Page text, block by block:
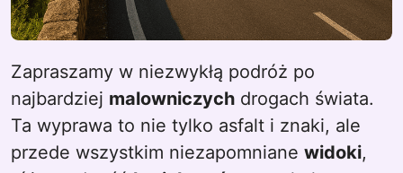
Zapraszamy w niezwykłą podróż po
najbardziej malowniczych drogach świata.
Ta wyprawa to nie tylko asfalt i znaki, ale
przede wszystkim niezapomniane widoki,